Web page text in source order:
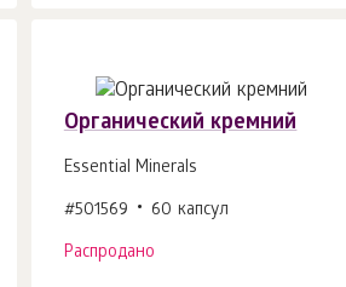
Органический кремний
Essential Minerals
#501569 60 капсул
Распродано